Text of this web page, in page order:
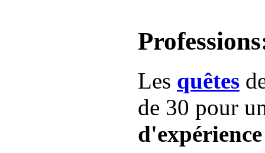
Les quêtes
de 30 pour